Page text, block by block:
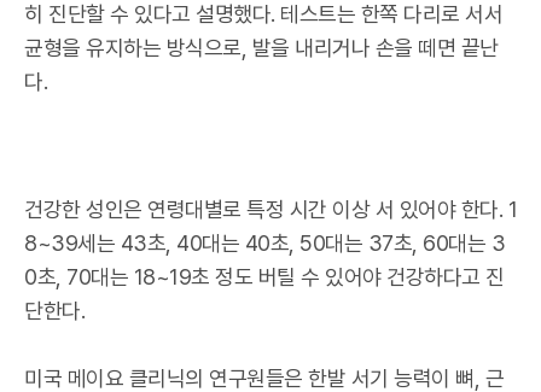
히 진단할 수 있다고 설명했다. 테스트는 한쪽 다리로 서서
균형을 유지하는 방식으로, 발을 내리거나 손을 떼면 끝난
다.
건강한 성인은 연령대별로 특정 시간 이상 서 있어야 한다. 1
8~39세는 43초, 40대는 40초, 50대는 37초, 60대는 3
0초, 70대는 18~19초 정도 버틸 수 있어야 건강하다고 진
단한다.
미국 메이요 클리닉의 연구원들은 한발 서기 능력이 뼈, 근